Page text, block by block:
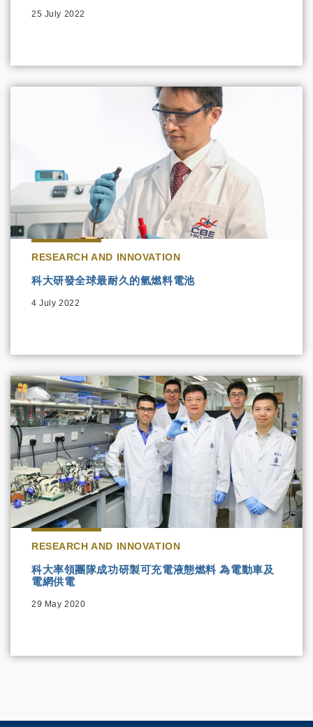
25 July 2022
RESEARCH AND INNOVATION
科大研發全球最耐久的氫燃料電池
4 July 2022
RESEARCH AND INNOVATION
科大率領團隊成功研製可充電液態燃料 為電動車及
電網供電
29 May 2020